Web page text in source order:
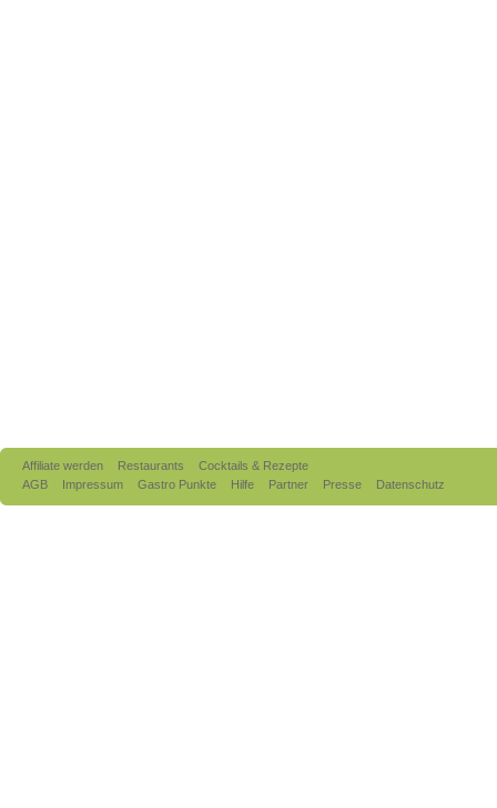
Affiliate werden Restaurants
Cocktails & Rezepte
AGB
Impressum Gastro Punkte Hilfe Partner Presse Datenschutz